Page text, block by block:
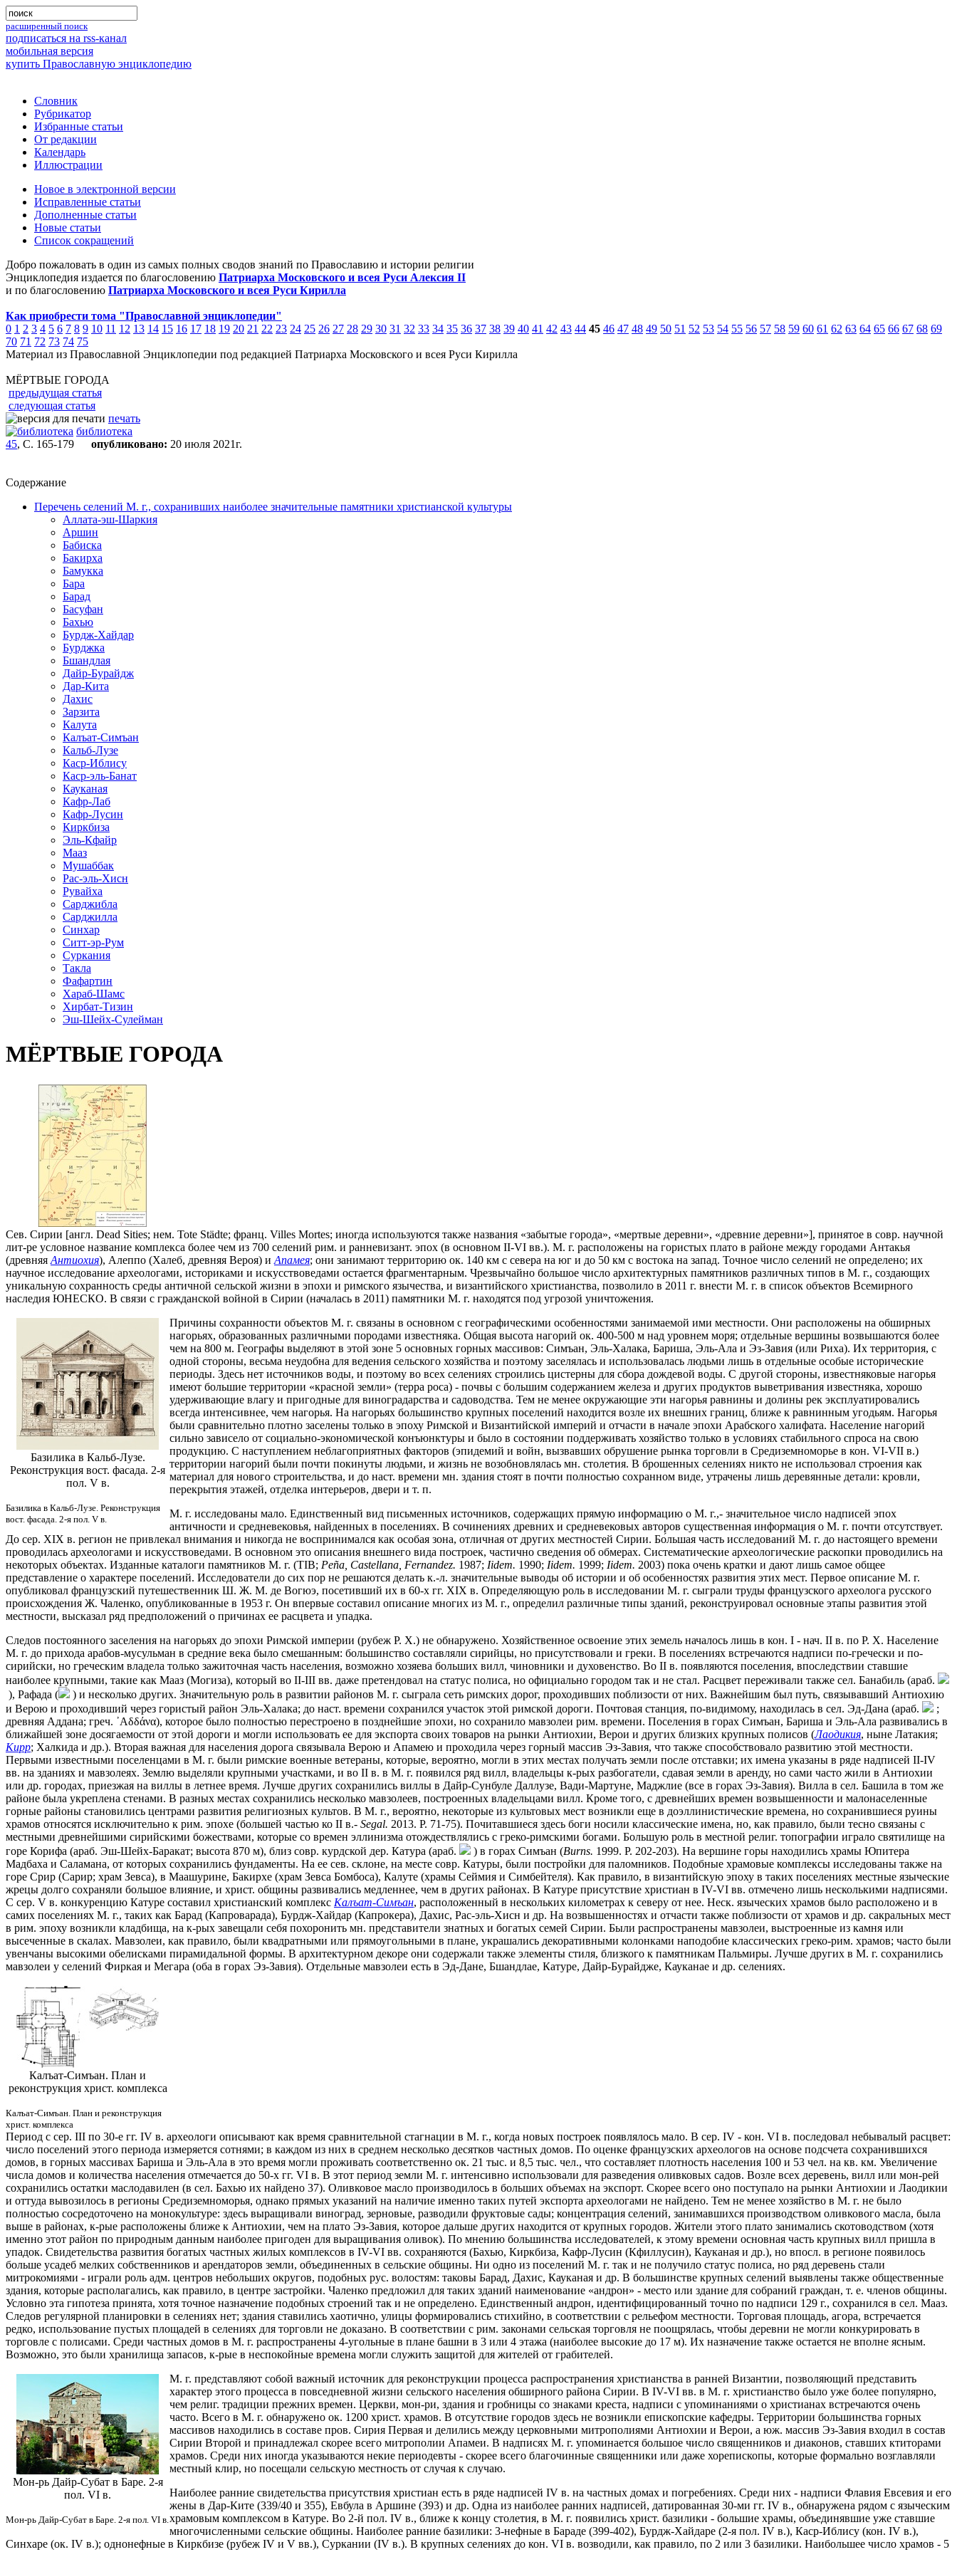
расширенный поиск
подписаться на rss-канал
мобильная версия
купить Православную энциклопедию
Словник
Рубрикатор
Избранные статьи
От редакции
Календарь
Иллюстрации
Новое в электронной версии
Исправленные статьи
Дополненные статьи
Новые статьи
Список сокращений
Добро пожаловать в один из самых полных сводов знаний по Православию и истории религии
Энциклопедия издается по благословению Патриарха Московского и всея Руси Алексия II
и по благословению Патриарха Московского и всея Руси Кирилла
Как приобрести тома "Православной энциклопедии"
0 1 2 3 4 5 6 7 8 9 10 11 12 13 14 15 16 17 18 19 20 21 22 23 24 25 26 27 28 29 30 31 32 33 34 35 36 37 38 39 40 41 42 43 44 45 46 47 48 49 50 51 52 53 54 55 56 57 58 59 60 61 62 63 64 65 66 67 68 69
70 71 72 73 74 75
Материал из Православной Энциклопедии под редакцией Патриарха Московского и всея Руси Кирилла
МЁРТВЫЕ ГОРОДА
предыдущая статья
следующая статья
печать
библиотека
45, С. 165-179 опубликовано: 20 июля 2021г.
Содержание
Перечень селений М. г., сохранивших наиболее значительные памятники христианской культуры
Аллата-эш-Шаркия
Аршин
Бабиска
Бакирха
Бамукка
Бара
Барад
Басуфан
Бахью
Бурдж-Хайдар
Бурджка
Бшандлая
Дайр-Бурайдж
Дар-Кита
Дахис
Зарзита
Калута
Калъат-Симъан
Кальб-Лузе
Каср-Иблису
Каср-эль-Банат
Кауканая
Кафр-Лаб
Кафр-Лусин
Киркбизa
Эль-Кфайр
Мааз
Мушаббак
Рас-эль-Хисн
Рувайха
Сарджибла
Сарджилла
Синхар
Ситт-эр-Рум
Суркания
Таклa
Фафартин
Хараб-Шамс
Хирбат-Тизин
Эш-Шейх-Сулейман
МЁРТВЫЕ ГОРОДА
Сев. Сирии [англ. Dead Sities; нем. Tote Städte; франц. Villes Mortes; иногда используются также названия «забытые города», «мертвые деревни», «древние деревни»], принятое в совр. научной
лит-ре условное название комплекса более чем из 700 селений рим. и ранневизант. эпох (в основном II-VI вв.). М. г. расположены на гористых плато в районе между городами Антакья
(древняя Антиохия), Алеппо (Халеб, древняя Вероя) и Апамея; они занимают территорию ок. 140 км с севера на юг и до 50 км с востока на запад. Точное число селений не определено; их
научное исследование археологами, историками и искусствоведами остается фрагментарным. Чрезвычайно большое число архитектурных памятников различных типов в М. г., создающих
уникальную сохранность среды античной сельской жизни в эпохи и римского язычества, и византийского христианства, позволило в 2011 г. внести М. г. в список объектов Всемирного
наследия ЮНЕСКО. В связи с гражданской войной в Сирии (началась в 2011) памятники М. г. находятся под угрозой уничтожения.
Базилика в Кальб-Лузе.
Реконструкция вост. фасада. 2-я
пол. V в.
Базилика в Кальб-Лузе. Реконструкция
вост. фасада. 2-я пол. V в.
Причины сохранности объектов М. г. связаны в основном с географическими особенностями занимаемой ими местности. Они расположены на обширных
нагорьях, образованных различными породами известняка. Общая высота нагорий ок. 400-500 м над уровнем моря; отдельные вершины возвышаются более
чем на 800 м. Географы выделяют в этой зоне 5 основных горных массивов: Симъан, Эль-Халака, Бариша, Эль-Ала и Эз-Завия (или Риха). Их территория, с
одной стороны, весьма неудобна для ведения сельского хозяйства и поэтому заселялась и использовалась людьми лишь в отдельные особые исторические
периоды. Здесь нет источников воды, и поэтому во всех селениях строились цистерны для сбора дождевой воды. С другой стороны, известняковые нагорья
имеют большие территории «красной земли» (терра роса) - почвы с большим содержанием железа и других продуктов выветривания известняка, хорошо
удерживающие влагу и пригодные для виноградарства и садоводства. Тем не менее окружающие эти нагорья равнины и долины рек эксплуатировались
всегда интенсивнее, чем нагорья. На нагорьях большинство крупных поселений находится возле их внешних границ, ближе к равнинным угодьям. Нагорья
были сравнительно плотно заселены только в эпоху Римской и Византийской империй и отчасти в начале эпохи Арабского халифата. Население нагорий
сильно зависело от социально-экономической конъюнктуры и было в состоянии поддерживать хозяйство только в условиях стабильного спроса на свою
продукцию. С наступлением неблагоприятных факторов (эпидемий и войн, вызвавших обрушение рынка торговли в Средиземноморье в кон. VI-VII в.)
территории нагорий были почти покинуты людьми, и жизнь не возобновлялась мн. столетия. В брошенных селениях никто не использовал строения как
материал для нового строительства, и до наст. времени мн. здания стоят в почти полностью сохранном виде, утрачены лишь деревянные детали: кровли,
перекрытия этажей, отделка интерьеров, двери и т. п.
М. г. исследованы мало. Единственный вид письменных источников, содержащих прямую информацию о М. г.,- значительное число надписей эпох
античности и средневековья, найденных в поселениях. В сочинениях древних и средневековых авторов существенная информация о М. г. почти отсутствует.
До сер. XIX в. регион не привлекал внимания и никогда не воспринимался как особая зона, отличная от других местностей Сирии. Бо́льшая часть исследований М. г. до настоящего времени
проводилась археологами и искусствоведами. В основном это описания внешнего вида построек, частично сведения об обмерах. Систематические археологические раскопки проводились на
некоторых объектах. Изданные каталоги памятников М. г. (TIB; Peña, Castellana, Fernandez. 1987; Iidem. 1990; Iidem. 1999; Iidem. 2003) пока очень кратки и дают лишь самое общее
представление о характере поселений. Исследователи до сих пор не решаются делать к.-л. значительные выводы об истории и об особенностях развития этих мест. Первое описание М. г.
опубликовал французский путешественник Ш. Ж. М. де Вогюэ, посетивший их в 60-х гг. XIX в. Определяющую роль в исследовании М. г. сыграли труды французского археолога русского
происхождения Ж. Чаленко, опубликованные в 1953 г. Он впервые составил описание многих из М. г., определил различные типы зданий, реконструировал основные этапы развития этой
местности, высказал ряд предположений о причинах ее расцвета и упадка.
Следов постоянного заселения на нагорьях до эпохи Римской империи (рубеж Р. Х.) не обнаружено. Хозяйственное освоение этих земель началось лишь в кон. I - нач. II в. по Р. Х. Население
М. г. до прихода арабов-мусульман в средние века было смешанным: большинство составляли сирийцы, но присутствовали и греки. В поселениях встречаются надписи по-гречески и по-
сирийски, но греческим владела только зажиточная часть населения, возможно хозяева больших вилл, чиновники и духовенство. Во II в. появляются поселения, впоследствии ставшие
наиболее крупными, такие как Мааз (Могиза), который во II-III вв. даже претендовал на статус полиса, но официально городом так и не стал. Расцвет переживали также сел. Банабиль (араб.
), Рафада (
) и несколько других. Значительную роль в развитии районов М. г. сыграла сеть римских дорог, проходивших поблизости от них. Важнейшим был путь, связывавший Антиохию
и Верою и проходивший через гористый район Эль-Халака; до наст. времени сохранился участок этой римской дороги. Почтовая станция, по-видимому, находилась в сел. Эд-Дана (араб.
;
древняя Аддана; греч. ᾿Αδδάνα), которое было полностью перестроено в позднейшие эпохи, но сохранило мавзолеи рим. времени. Поселения в горах Симъан, Бариша и Эль-Ала развивались в
ближайшей зоне досягаемости от этой дороги и могли использовать ее для экспорта своих товаров на рынки Антиохии, Верои и других близких крупных полисов (Лаодикия, ныне Латакия;
Кирр; Халкида и др.). Вторая важная для населения дорога связывала Верою и Апамею и проходила через горный массив Эз-Завия, что также способствовало развитию этой местности.
Первыми известными поселенцами в М. г. были римские военные ветераны, которые, вероятно, могли в этих местах получать земли после отставки; их имена указаны в ряде надписей II-IV
вв. на зданиях и мавзолеях. Землю выделяли крупными участками, и во II в. в М. г. появился ряд вилл, владельцы к-рых разбогатели, сдавая земли в аренду, но сами часто жили в Антиохии
или др. городах, приезжая на виллы в летнее время. Лучше других сохранились виллы в Дайр-Сунбуле Даллузе, Вади-Мартуне, Маджлие (все в горах Эз-Завия). Вилла в сел. Башила в том же
районе была укреплена стенами. В разных местах сохранились несколько мавзолеев, построенных владельцами вилл. Кроме того, с древнейших времен возвышенности и малонаселенные
горные районы становились центрами развития религиозных культов. В М. г., вероятно, некоторые из культовых мест возникли еще в доэллинистические времена, но сохранившиеся руины
храмов относятся исключительно к рим. эпохе (большей частью ко II в.- Segal. 2013. P. 71-75). Почитавшиеся здесь боги носили классические имена, но, как правило, были тесно связаны с
местными древнейшими сирийскими божествами, которые со времен эллинизма отождествлялись с греко-римскими богами. Большую роль в местной религ. топографии играло святилище на
горе Корифа (араб. Эш-Шейх-Баракат; высота 870 м), близ совр. курдской дер. Катура (араб.
) в горах Симъан (Burns. 1999. P. 202-203). На вершине горы находились храмы Юпитера
Мадбаха и Саламана, от которых сохранились фундаменты. На ее сев. склоне, на месте совр. Катуры, были постройки для паломников. Подобные храмовые комплексы исследованы также на
горе Срир (Сарир; храм Зевса), в Маашурине, Бакирхе (храм Зевса Бомбоса), Калуте (храмы Сеймия и Симбейтеля). Как правило, в византийскую эпоху в таких поселениях местные языческие
жрецы долго сохраняли большое влияние, и христ. общины развивались медленнее, чем в других районах. В Катуре присутствие христиан в IV-VI вв. отмечено лишь несколькими надписями.
С сер. V в. конкуренцию Катуре составил христианский комплекс Калъат-Симъан, расположенный в нескольких километрах к северу от нее. Неск. языческих храмов было расположено и в
самих поселениях М. г., таких как Барад (Капроварада), Бурдж-Хайдар (Капрокера), Дахис, Рас-эль-Хисн и др. На возвышенностях и отчасти также поблизости от храмов и др. сакральных мест
в рим. эпоху возникли кладбища, на к-рых завещали себя похоронить мн. представители знатных и богатых семей Сирии. Были распространены мавзолеи, выстроенные из камня или
высеченные в скалах. Мавзолеи, как правило, были квадратными или прямоугольными в плане, украшались декоративными колонками наподобие классических греко-рим. храмов; часто были
увенчаны высокими обелисками пирамидальной формы. В архитектурном декоре они содержали также элементы стиля, близкого к памятникам Пальмиры. Лучше других в М. г. сохранились
мавзолеи у селений Фиркая и Мегара (оба в горах Эз-Завия). Отдельные мавзолеи есть в Эд-Дане, Бшандлае, Катуре, Дайр-Бурайдже, Кауканае и др. селениях.
Калъат-Симъан. План и
реконструкция христ. комплекса
Калъат-Симъан. План и реконструкция
христ. комплекса
Период с сер. III по 30-е гг. IV в. археологи описывают как время сравнительной стагнации в М. г., когда новых построек появлялось мало. В сер. IV - кон. VI в. последовал небывалый расцвет:
число поселений этого периода измеряется сотнями; в каждом из них в среднем несколько десятков частных домов. По оценке французских археологов на основе подсчета сохранившихся
домов, в горных массивах Бариша и Эль-Ала в это время могли проживать соответственно ок. 21 тыс. и 8,5 тыс. чел., что составляет плотность населения 100 и 53 чел. на кв. км. Увеличение
числа домов и количества населения отмечается до 50-х гг. VI в. В этот период земли М. г. интенсивно использовали для разведения оливковых садов. Возле всех деревень, вилл или мон-рей
сохранились остатки маслодавилен (в сел. Бахью их найдено 37). Оливковое масло производилось в больших объемах на экспорт. Скорее всего оно поступало на рынки Антиохии и Лаодикии
и оттуда вывозилось в регионы Средиземноморья, однако прямых указаний на наличие именно таких путей экспорта археологами не найдено. Тем не менее хозяйство в М. г. не было
полностью сосредоточено на монокультуре: здесь выращивали виноград, зерновые, разводили фруктовые сады; концентрация селений, занимавшихся производством оливкового масла, была
выше в районах, к-рые расположены ближе к Антиохии, чем на плато Эз-Завия, которое дальше других находится от крупных городов. Жители этого плато занимались скотоводством (хотя
именно этот район по природным данным наиболее пригоден для выращивания оливок). По мнению большинства исследователей, к этому времени основная часть крупных вилл пришла в
упадок. Свидетельства развития богатых частных жилых комплексов в IV-VI вв. сохраняются (Бахью, Киркбиза, Кафр-Лусин (Кфиллусин), Кауканая и др.), но впосл. в регионе появилось
больше усадеб мелких собственников и арендаторов земли, объединенных в сельские общины. Ни одно из поселений М. г. так и не получило статус полиса, но ряд деревень стали
митрокомиями - играли роль адм. центров небольших округов, подобных рус. волостям: таковы Барад, Дахис, Кауканая и др. В большинстве крупных селений выявлены также общественные
здания, которые располагались, как правило, в центре застройки. Чаленко предложил для таких зданий наименование «андрон» - место или здание для собраний граждан, т. е. членов общины.
Условно эта гипотеза принята, хотя точное назначение подобных строений так и не определено. Единственный андрон, идентифицированный точно по надписи 129 г., сохранился в сел. Мааз.
Следов регулярной планировки в селениях нет; здания ставились хаотично, улицы формировались стихийно, в соответствии с рельефом местности. Торговая площадь, агора, встречается
редко, использование пустых площадей в селениях для торговли не доказано. В соответствии с рим. законами сельская торговля не поощрялась, чтобы деревни не могли конкурировать в
торговле с полисами. Среди частных домов в М. г. распространены 4-угольные в плане башни в 3 или 4 этажа (наиболее высокие до 17 м). Их назначение также остается не вполне ясным.
Возможно, это были хранилища запасов, к-рые в неспокойные времена могли служить защитой для жителей от грабителей.
Мон-рь Дайр-Субат в Баре. 2-я
пол. VI в.
Мон-рь Дайр-Субат в Баре. 2-я пол. VI в.
М. г. представляют собой важный источник для реконструкции процесса распространения христианства в ранней Византии, позволяющий представить
характер этого процесса в повседневной жизни сельского населения обширного района Сирии. В IV-VI вв. в М. г. христианство было уже более популярно,
чем религ. традиции прежних времен. Церкви, мон-ри, здания и гробницы со знаками креста, надписи с упоминаниями о христианах встречаются очень
часто. Всего в М. г. обнаружено ок. 1200 христ. храмов. В отсутствие городов здесь не возникли епископские кафедры. Территории большинства горных
массивов находились в составе пров. Сирия Первая и делились между церковными митрополиями Антиохии и Верои, а юж. массив Эз-Завия входил в состав
Сирии Второй и принадлежал скорее всего митрополии Апамеи. В надписях М. г. упоминается большое число священников и диаконов, ставших ктиторами
храмов. Среди них иногда указываются некие периодевты - скорее всего благочинные священники или даже хорепископы, которые формально возглавляли
местный клир, но посещали сельскую местность от случая к случаю.
Наиболее ранние свидетельства присутствия христиан есть в ряде надписей IV в. на частных домах и погребениях. Среди них - надписи Флавия Евсевия и его
жены в Дар-Ките (339/40 и 355), Евбула в Аршине (393) и др. Одна из наиболее ранних надписей, датированная 30-ми гг. IV в., обнаружена рядом с языческим
храмовым комплексом в Катуре. Во 2-й пол. IV в., ближе к концу столетия, в М. г. появились христ. базилики - большие храмы, объединявшие уже ставшие
многочисленными сельские общины. Наиболее ранние базилики: 3-нефные в Бараде (399-402), Бурдж-Хайдаре (2-я пол. IV в.), Каср-Иблису (кон. IV в.),
Синхаре (ок. IV в.); однонефные в Киркбизе (рубеж IV и V вв.), Суркании (IV в.). В крупных селениях до кон. VI в. возводили, как правило, по 2 или 3 базилики. Наибольшее число храмов - 5